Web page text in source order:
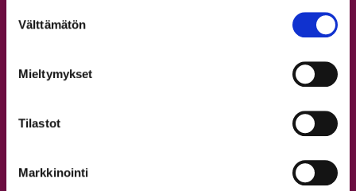
valinta
Välttämätön
Mieltymykset
Tilastot
Markkinointi
Hinnasto
Workshopit
Tapanilan tanssitunnit
Omat tiedot ja verkkokauppa